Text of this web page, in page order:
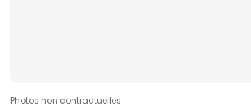
Photos non contractuelles